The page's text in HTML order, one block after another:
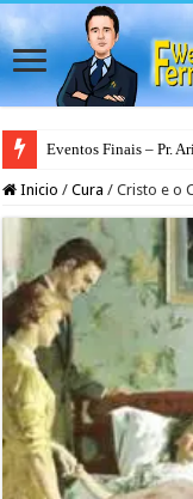
Eventos Finais – Pr.
Espirito Santo – O
Inicio / Cura / Cristo e o